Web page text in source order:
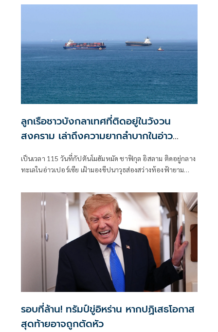
ลูกเรือชาวบังกลาเทศที่ติดอยู่ในวังวน
สงคราม เล่าถึงความยากลำบากในอ่าว
เป็นเวลา 115 วันที่กัปตันโมฮัมหมัด ชาฟิกุล อิสลาม ติดอยู่กลาง
ทะเลในอ่าวเปอร์เซีย เฝ้ามองขีปนาวุธส่องสว่างท้องฟ้ายาม
รอบที่ล้าน! ทรัมป์ขู่อิหร่าน หากปฏิเสธโอกาส
สุดท้ายอาจถูกตัดหัว